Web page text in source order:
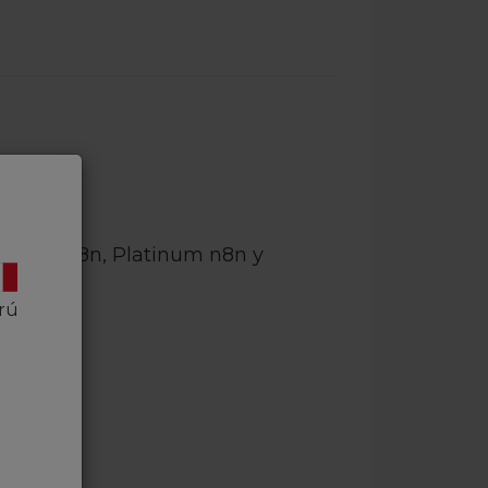
n8n, Platinum n8n y